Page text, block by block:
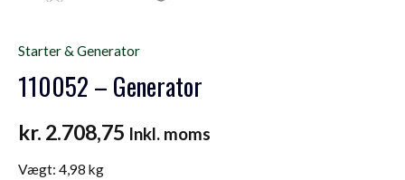
Starter & Generator
110052 – Generator
kr. 2.708,75 Inkl. moms
Vægt: 4,98 kg